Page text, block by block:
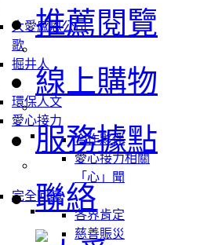
大愛感恩公司
歌
掘井人
環保人文
愛心接力
合作夥伴
愛心接力相關
「心」聞
完全回饋
各界肯定
慈善賑災
推薦閱覽
線上購物
服務據點
聯絡